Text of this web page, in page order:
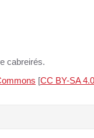
cabreirés.
[CC BY-SA 4.0